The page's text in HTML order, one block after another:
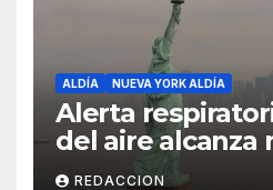
ALDÍA NUEVA YORK ALDÍA
Alerta
del aire alcanza
peligrosos en
REDACCION